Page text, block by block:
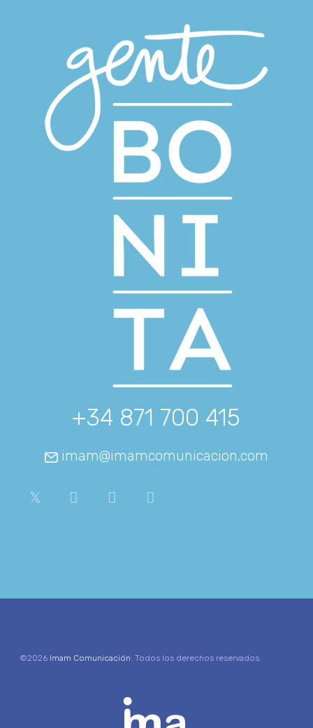
+34 871 700 415
imam@imamcomunicacion.com
©2026 Imam Comunicación. Todos los derechos reservados.